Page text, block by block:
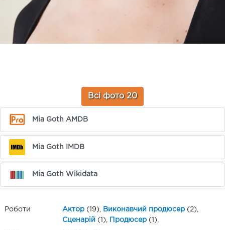
Всі фото 20
Mia Goth AMDB
Mia Goth IMDB
Mia Goth Wikidata
Роботи Актор (19), Виконавчий продюсер (2),
Сценарій (1), Продюсер (1),